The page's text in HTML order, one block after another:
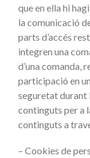
que en ella hi
la comunicació
parts d’accés
integren una
d’una comanda,
participació en
seguretat durant
continguts per a
continguts a
– Cookies de